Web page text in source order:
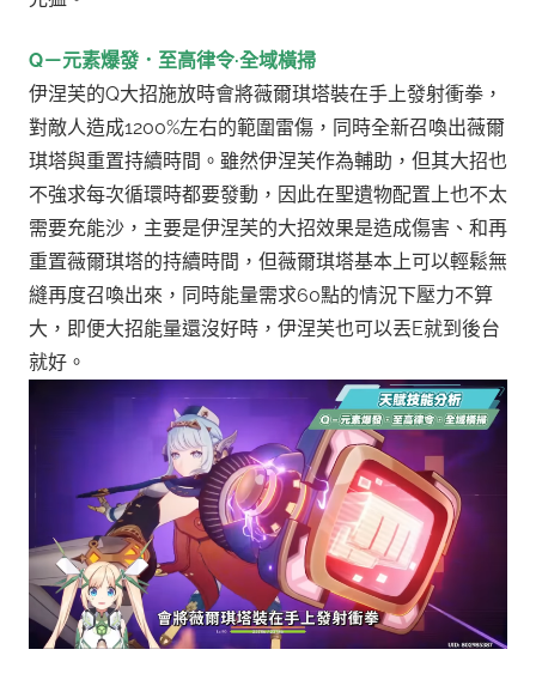
Q－元素爆發．至高律令·全域橫掃
伊涅芙的Q大招施放時會將薇爾琪塔裝在手上發射衝拳，
對敵人造成1200%左右的範圍雷傷，同時全新召喚出薇爾
琪塔與重置持續時間。 雖然伊涅芙作為輔助，但其大招也
不強求每次循環時都要發動，因此在聖遺物配置上也不太
需要充能沙，主要是伊涅芙的大招效果是造成傷害、和再
重置薇爾琪塔的持續時間，但薇爾琪塔基本上可以輕鬆無
縫再度召喚出來，同時能量需求60點的情況下壓力不算
大，即便大招能量還沒好時，伊涅芙也可以丟E就到後台
就好。